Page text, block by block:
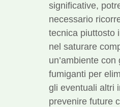
significative,
necessario
tecnica piuttosto
nel saturare
un’ambiente
fumiganti per
gli eventuali altri
prevenire future